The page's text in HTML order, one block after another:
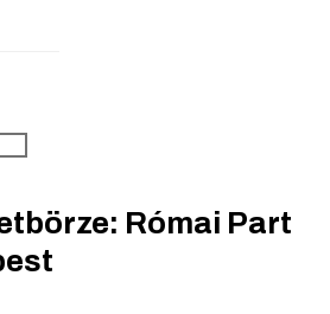
Római Part